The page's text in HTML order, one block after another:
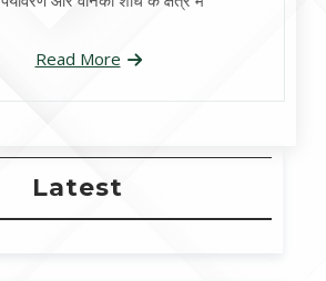
Read More
Latest